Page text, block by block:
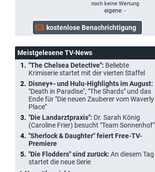
noch keine Wertung
eigene: -
Meistgelesene TV-News
"The Chelsea Detective": Beliebte
Krimiserie startet mit der vierten Staffel
Disney+- und Hulu-Highlights im August:
"Death in Paradise", "The Shards" und das
Ende für "Die neuen Zauberer vom Waverly
Place"
"Die Landarztpraxis": Dr. Sarah König
(Caroline Frier) besucht "Team Sonnenhof"
"Sherlock & Daughter" feiert Free-TV-
Premiere
"Die Flodders" sind zurück: An diesem Tag
startet die neue Serie